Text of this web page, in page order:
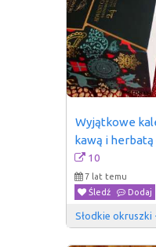
Wyjątkowe
kawą i
10
7 lat temu
Śledź
Dodaj
Słodkie okruszki